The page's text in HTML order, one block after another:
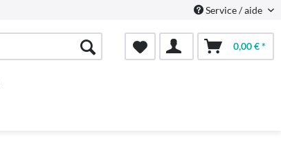
Service / aide
0,00 € *